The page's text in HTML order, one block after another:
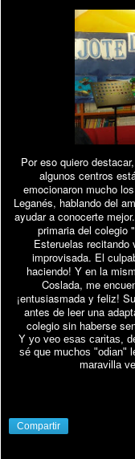
Por eso quiero
algunos centros
emocionaron mucho
Leganés, hablando del
ayudar a conocerte
primaria del colegio
Esteruelas recitando
improvisada. El
haciendo! Y en la
Coslada, me
¡entusiasmada y feliz!
antes de leer una
colegio sin haberse
Y yo veo esas caritas,
sé que muchos "odian"
maravilla
Compartir